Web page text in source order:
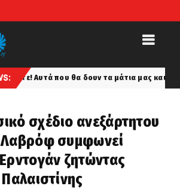
θα δουν τα μάτια μας και θ’ ακούσουν τ’
σχέδιο ανεξάρτητου
συμφωνεί
ζητώντας